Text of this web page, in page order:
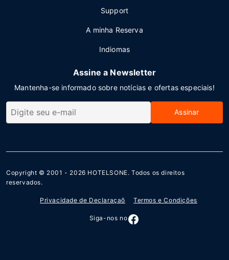
Support
A minha Reserva
Indiomas
Assine a Newsletter
Mantenha-se informado sobre notícias e ofertas especiais!
Assinar
Copyright © 2001 - 2026 HOTELSONE. Todos os direitos
reservados.
Privacidade de Declaraçaõ Termos e Condições
Siga-nos no